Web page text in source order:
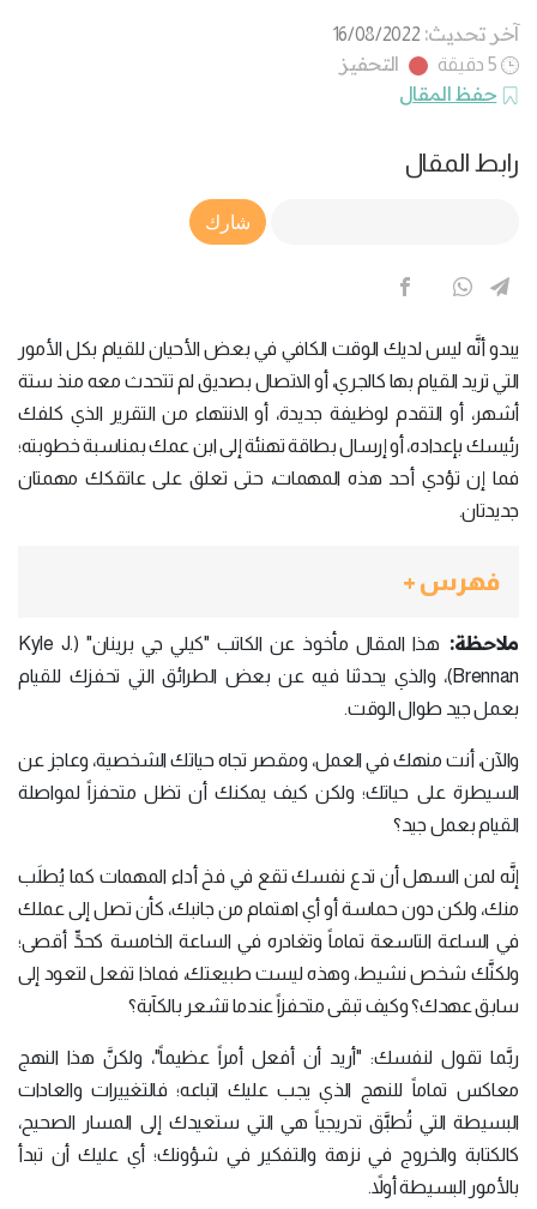
آخر تحديث: 16/08/2022
5 دقيقة
التحفيز
حفظ المقال
رابط المقال
Article Link
شارك
يبدو أنَّه ليس لديك الوقت الكافي في بعض الأحيان للقيام بكل الأمور
التي تريد القيام بها كالجري، أو الاتصال بصديق لم تتحدث معه منذ ستة
أشهر، أو التقدم لوظيفة جديدة، أو الانتهاء من التقرير الذي كلفك
رئيسك بإعداده، أو إرسال بطاقة تهنئة إلى ابن عمك بمناسبة خطوبته؛
فما إن تؤدي أحد هذه المهمات، حتى تعلق على عاتقكك مهمتان
جديدتان.
فهرس +
ملاحظة:
هذا المقال مأخوذ عن الكاتب "كيلي جي برينان" (Kyle J.
Brennan)، والذي يحدثنا فيه عن بعض الطرائق التي تحفزك للقيام
بعمل جيد طوال الوقت.
والآن، أنت منهك في العمل، ومقصر تجاه حياتك الشخصية، وعاجز عن
السيطرة على حياتك؛ ولكن كيف يمكنك أن تظل متحفزاً لمواصلة
القيام بعمل جيد؟
إنَّه لمن السهل أن تدع نفسك تقع في فخ أداء المهمات كما يُطلَب
منك، ولكن دون حماسة أو أي اهتمام من جانبك، كأن تصل إلى عملك
في الساعة التاسعة تماماً وتغادره في الساعة الخامسة كحدٍّ أقصى؛
ولكنَّك شخص نشيط، وهذه ليست طبيعتك، فماذا تفعل لتعود إلى
سابق عهدك؟ وكيف تبقى متحفزاً عندما تشعر بالكآبة؟
ربَّما تقول لنفسك: "أريد أن أفعل أمراً عظيماً"، ولكنَّ هذا النهج
معاكس تماماً للنهج الذي يجب عليك اتباعه؛ فالتغييرات والعادات
البسيطة التي تُطبَّق تدريجياً هي التي ستعيدك إلى المسار الصحيح،
كالكتابة والخروج في نزهة والتفكير في شؤونك؛ أي عليك أن تبدأ
بالأمور البسيطة أولاً.